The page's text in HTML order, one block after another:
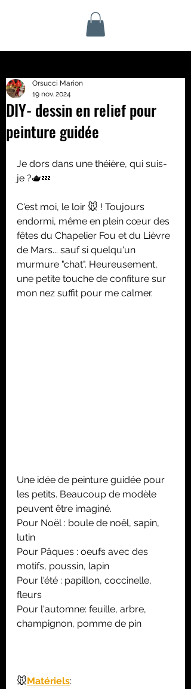
DIY- dessin en relief pour
peinture guidée
Orsucci Marion
19 nov. 2024
Je dors dans une théière, qui suis-
je ?🫖💤
C'est moi, le loir 🐭 ! Toujours
endormi, même en plein cœur des
fêtes du Chapelier Fou et du Lièvre
de Mars... sauf si quelqu'un
murmure "chat". Heureusement,
une petite touche de confiture sur
mon nez suffit pour me calmer.
Une idée de peinture guidée pour
les petits. Beaucoup de modèle
peuvent être imaginé.
Pour Noël : boule de noël, sapin,
lutin
Pour Pâques : oeufs avec des
motifs, poussin, lapin
Pour l'été : papillon, coccinelle,
fleurs
Pour l'automne: feuille, arbre,
champignon, pomme de pin
🐭Matériels: